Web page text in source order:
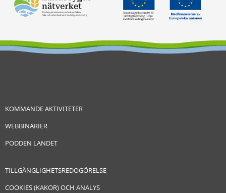
KOMMANDE AKTIVITETER
WEBBINARIER
PODDEN LANDET
TILLGÄNGLIGHETSREDOGÖRELSE
COOKIES (KAKOR) OCH ANALYS